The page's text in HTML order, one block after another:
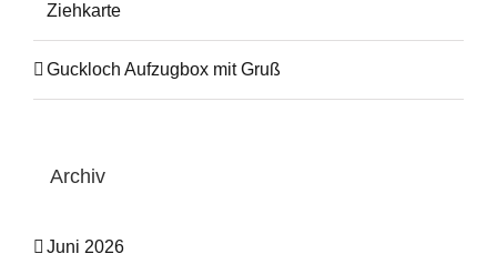
Ziehkarte
Guckloch Aufzugbox mit Gruß
Archiv
Juni 2026